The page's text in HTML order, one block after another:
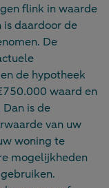
flink in waarde
is daardoor de
De
de hypotheek
waard en
is de
van uw
woning te
mogelijkheden